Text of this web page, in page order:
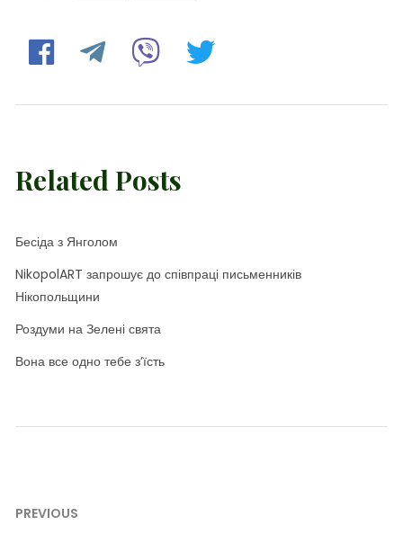
Related Posts
Бесіда з Янголом
NikopolART запрошує до співпраці письменників
Нікопольщини
Роздуми на Зелені свята
Вона все одно тебе з’їсть
Навігація
PREVIOUS